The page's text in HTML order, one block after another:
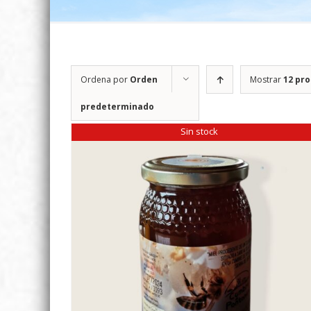
Ordena por Orden
predeterminado
Mostrar12
Sin stock